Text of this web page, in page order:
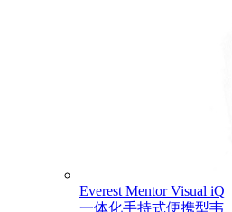
Everest Mentor Visual iQ
一体化手持式便携型韦